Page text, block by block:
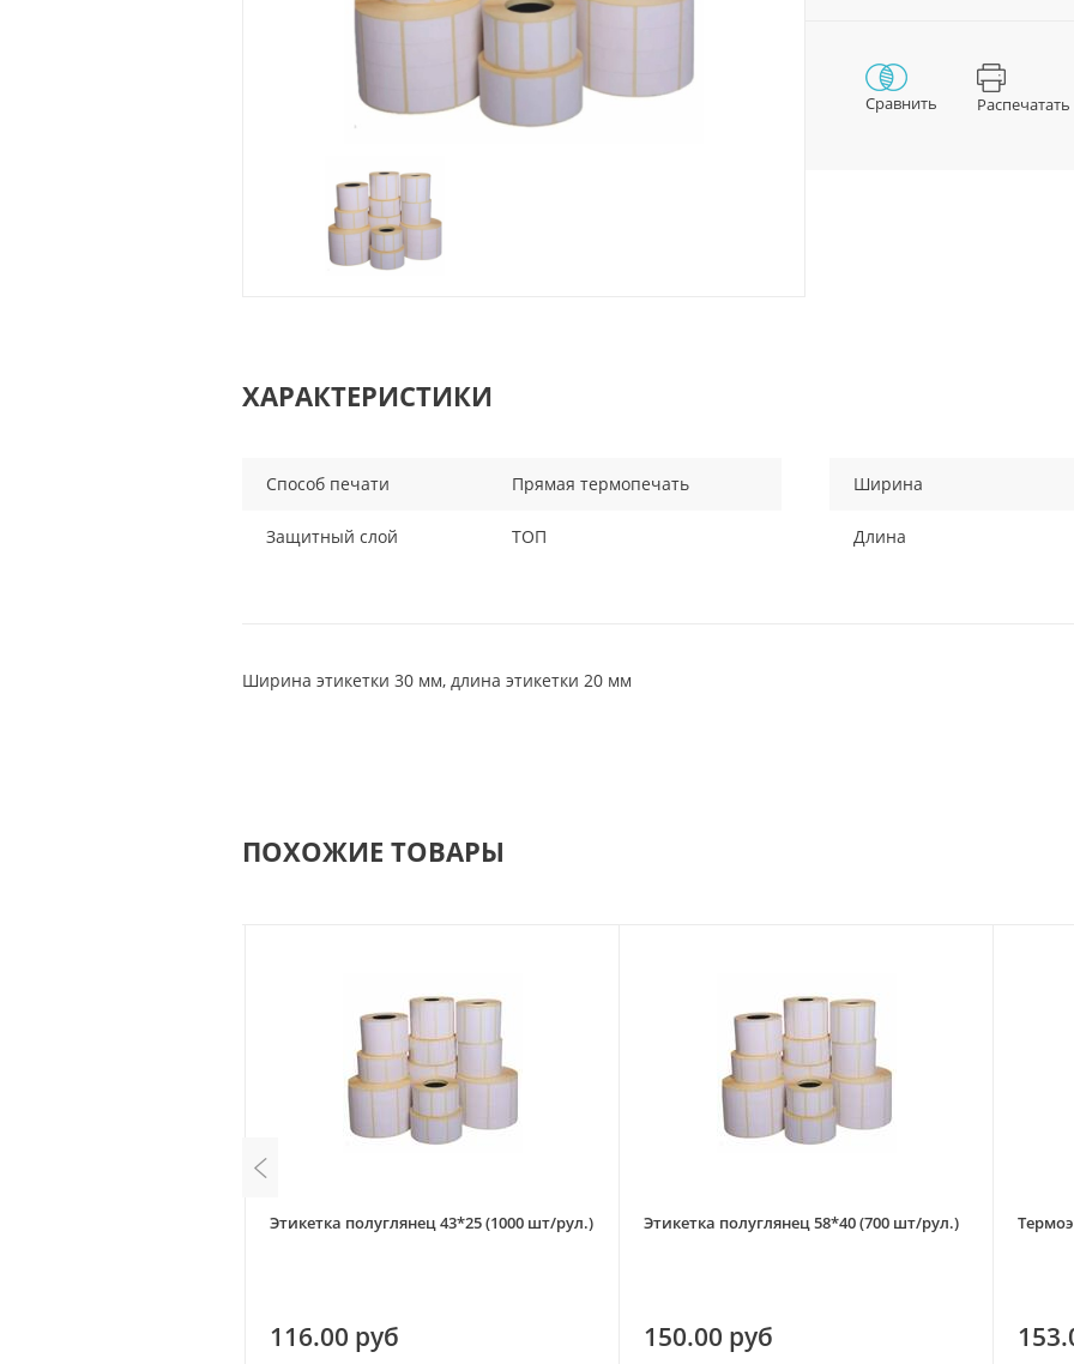
Сравнить Распечатать
ХАРАКТЕРИСТИКИ
Способ печати Прямая термопечать
Защитный слой ТОП
Ширина
Длина
Ширина этикетки 30 мм, длина этикетки 20 мм
ПОХОЖИЕ ТОВАРЫ
Этикетка полуглянец 43*25 (1000 шт/рул.)
116.00 руб
Этикетка полуглянец 58*40 (700 шт/рул.)
150.00 руб